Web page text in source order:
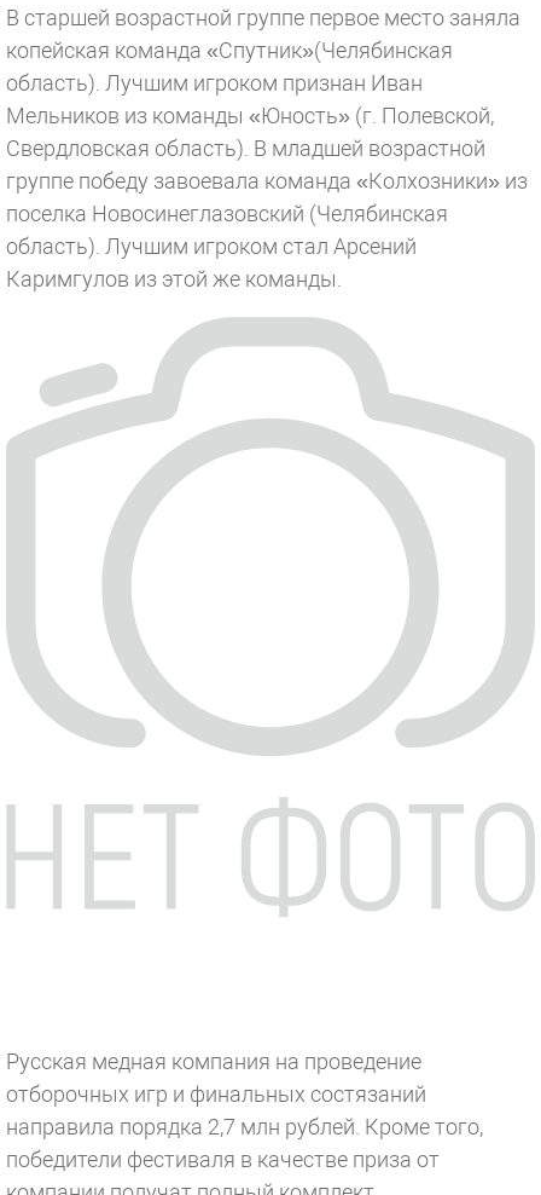
В старшей возрастной группе первое место заняла
копейская команда «Спутник»(Челябинская
область). Лучшим игроком признан Иван
Мельников из команды «Юность» (г. Полевской,
Свердловская область). В младшей возрастной
группе победу завоевала команда «Колхозники» из
поселка Новосинеглазовский (Челябинская
область). Лучшим игроком стал Арсений
Каримгулов из этой же команды.
Русская медная компания на проведение
отборочных игр и финальных состязаний
направила порядка 2,7 млн рублей. Кроме того,
победители фестиваля в качестве приза от